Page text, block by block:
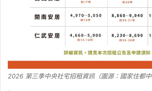
2026 第三季中央社宅招租資訊（圖源：國家住都中